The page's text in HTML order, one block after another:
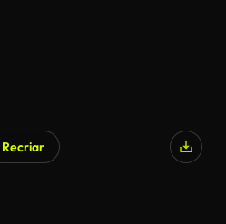
Recriar